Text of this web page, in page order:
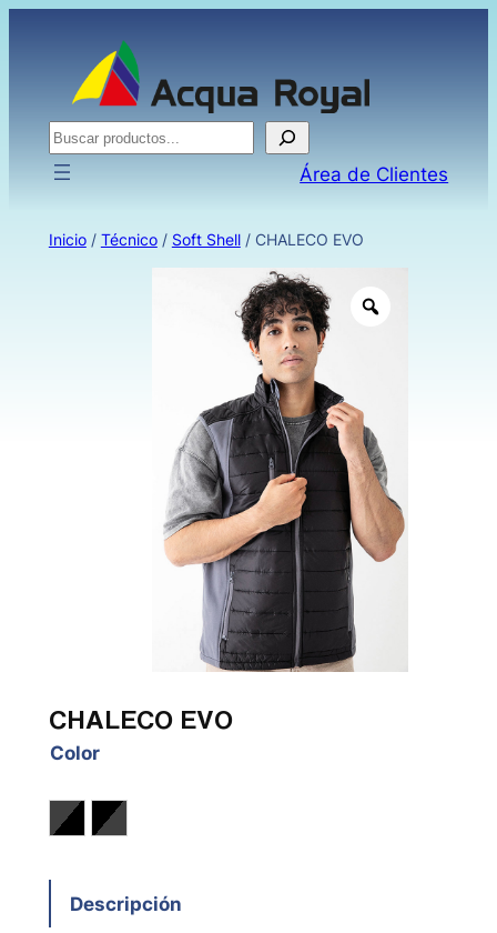
Buscar
Área de Clientes
Inicio/ Técnico/ Soft Shell/ CHALECO EVO
CHALECO EVO
Color
Gris Antracita / Negro
Negro / Gris Antracita
Descripción